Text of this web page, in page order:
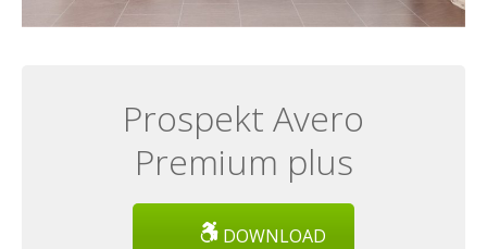
Prospekt Avero
Premium plus
DOWNLOAD